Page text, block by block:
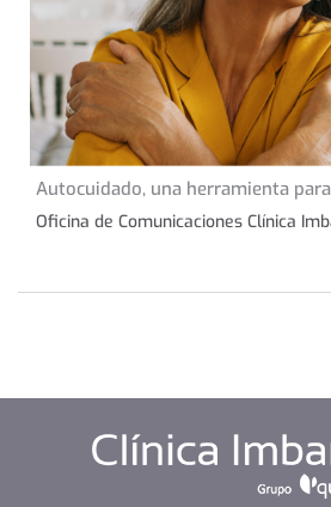
31 de agosto de 2023
CONSEJOS DE SALUD
Autocuidado, una herramienta
Oficina de Comunicaciones Clínica